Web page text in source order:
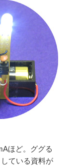
ほど。ググる
ている資料が